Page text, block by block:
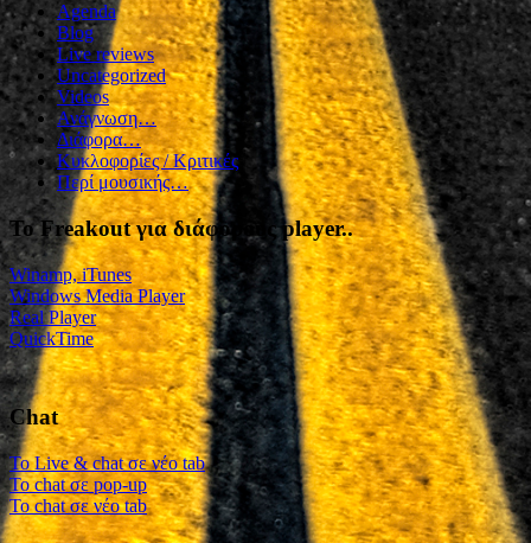
Agenda
Blog
Live reviews
Uncategorized
Videos
Ανάγνωση…
Διάφορα…
Κυκλοφορίες / Kριτικές
Περί μουσικής…
To Freakout για διάφορους player..
Winamp, iTunes
Windows Media Player
Real Player
QuickTime
Chat
To Live & chat σε νέο tab
To chat σε pop-up
To chat σε νέο tab